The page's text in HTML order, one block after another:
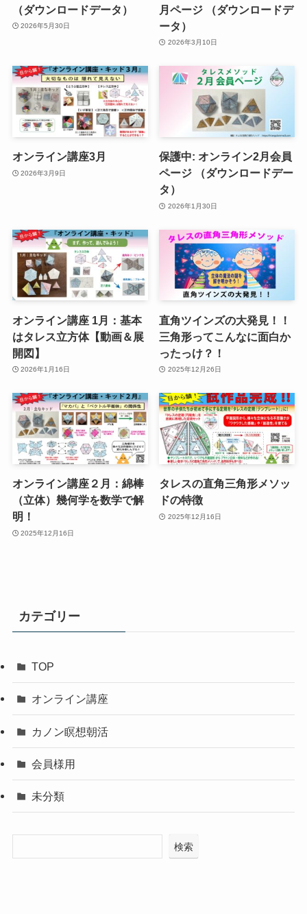
（ダウンロードデータ）
2026年5月30日
月ページ （ダウンロードデ
ータ）
2026年3月10日
オンライン講座3月
2026年3月9日
保護中: オンライン2月会員
ページ （ダウンロードデー
タ）
2026年1月30日
オンライン講座 1月：基本
はタレス立方体【動画＆展
開図】
2026年1月16日
直角ツインズの大発見！！
三角形ってこんなに面白か
ったっけ？！
2025年12月26日
オンライン講座２月：綿棒
（立体）幾何学を数学で解
明！
2025年12月16日
タレスの直角三角形メソッ
ドの特徴
2025年12月16日
カテゴリー
TOP
オンライン講座
カノン瞑想朝活
会員様用
未分類
検索